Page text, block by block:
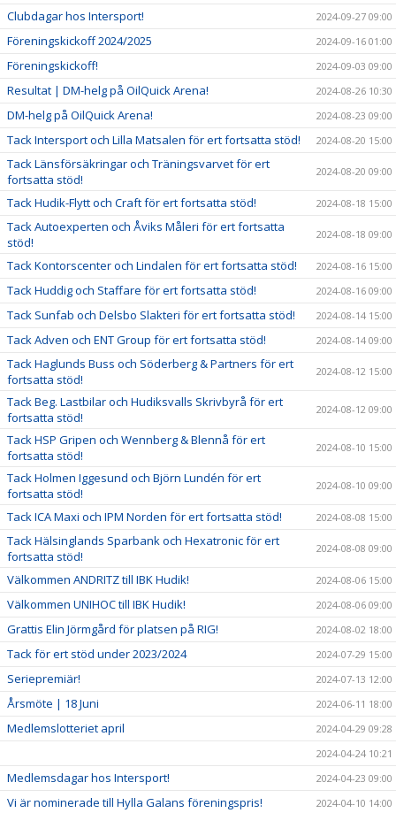
Clubdagar hos Intersport! 2024-09-27 09:00
Föreningskickoff 2024/2025 2024-09-16 01:00
Föreningskickoff! 2024-09-03 09:00
Resultat | DM-helg på OilQuick Arena! 2024-08-26 10:30
DM-helg på OilQuick Arena! 2024-08-23 09:00
Tack Intersport och Lilla Matsalen för ert fortsatta stöd! 2024-08-20 15:00
Tack Länsförsäkringar och Träningsvarvet för ert
fortsatta stöd!
2024-08-20 09:00
Tack Hudik-Flytt och Craft för ert fortsatta stöd! 2024-08-18 15:00
Tack Autoexperten och Åviks Måleri för ert fortsatta
stöd!
2024-08-18 09:00
Tack Kontorscenter och Lindalen för ert fortsatta stöd! 2024-08-16 15:00
Tack Huddig och Staffare för ert fortsatta stöd! 2024-08-16 09:00
Tack Sunfab och Delsbo Slakteri för ert fortsatta stöd! 2024-08-14 15:00
Tack Adven och ENT Group för ert fortsatta stöd! 2024-08-14 09:00
Tack Haglunds Buss och Söderberg & Partners för ert
fortsatta stöd!
2024-08-12 15:00
Tack Beg. Lastbilar och Hudiksvalls Skrivbyrå för ert
fortsatta stöd!
2024-08-12 09:00
Tack HSP Gripen och Wennberg & Blennå för ert
fortsatta stöd!
2024-08-10 15:00
Tack Holmen Iggesund och Björn Lundén för ert
fortsatta stöd!
2024-08-10 09:00
Tack ICA Maxi och IPM Norden för ert fortsatta stöd! 2024-08-08 15:00
Tack Hälsinglands Sparbank och Hexatronic för ert
fortsatta stöd!
2024-08-08 09:00
Välkommen ANDRITZ till IBK Hudik! 2024-08-06 15:00
Välkommen UNIHOC till IBK Hudik! 2024-08-06 09:00
Grattis Elin Jörmgård för platsen på RIG! 2024-08-02 18:00
Tack för ert stöd under 2023/2024 2024-07-29 15:00
Seriepremiär! 2024-07-13 12:00
Årsmöte | 18 Juni 2024-06-11 18:00
Medlemslotteriet april
2024-04-29 09:28
2024-04-24 10:21
Medlemsdagar hos Intersport! 2024-04-23 09:00
Vi är nominerade till Hylla Galans föreningspris! 2024-04-10 14:00